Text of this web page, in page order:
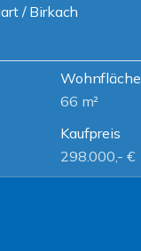
/ Birkach
Wohnfläche
66 m²
Kaufpreis
298.000,- €